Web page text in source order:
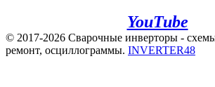
YouTube
© 2017-2026 Сварочные инверторы -
ремонт, осциллограммы. INVERTER48